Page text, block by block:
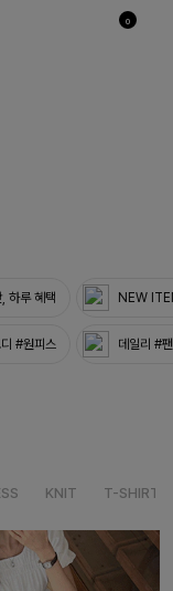
0
, 하루 혜택 NEW
#원피스 데일리 #
KNIT T-SHIRT